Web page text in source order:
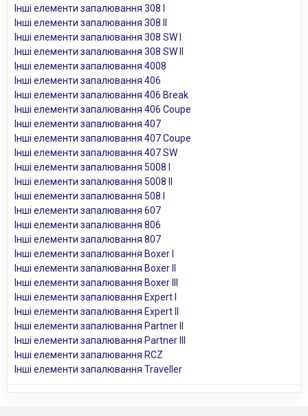
Інші елементи запалювання 308 I
Інші елементи запалювання 308 II
Інші елементи запалювання 308 SW I
Інші елементи запалювання 308 SW II
Інші елементи запалювання 4008
Інші елементи запалювання 406
Інші елементи запалювання 406 Break
Інші елементи запалювання 406 Coupe
Інші елементи запалювання 407
Інші елементи запалювання 407 Coupe
Інші елементи запалювання 407 SW
Інші елементи запалювання 5008 I
Інші елементи запалювання 5008 II
Інші елементи запалювання 508 I
Інші елементи запалювання 607
Інші елементи запалювання 806
Інші елементи запалювання 807
Інші елементи запалювання Boxer I
Інші елементи запалювання Boxer II
Інші елементи запалювання Boxer III
Інші елементи запалювання Expert I
Інші елементи запалювання Expert II
Інші елементи запалювання Partner II
Інші елементи запалювання Partner III
Інші елементи запалювання RCZ
Інші елементи запалювання Traveller